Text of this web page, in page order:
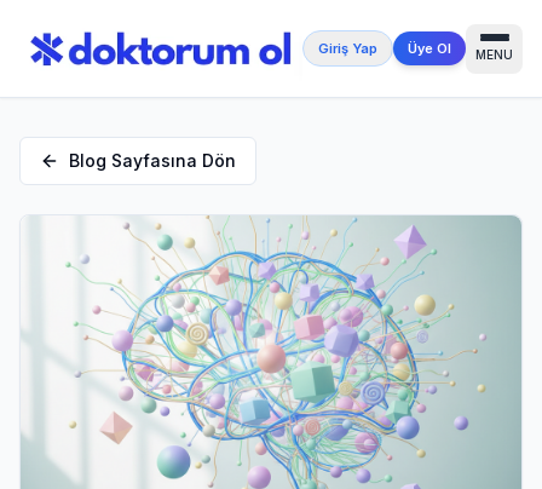
Giriş Yap Üye Ol MENU
Blog Sayfasına Dön